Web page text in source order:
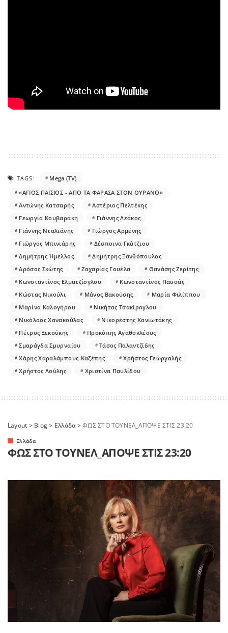
TAGS:
Mega (TV)
«ΑΓΙΟΣ ΠΑΪΣΙΟΣ - ΑΠΟ ΤΑ ΦΑΡΑΣΑ ΣΤΟΝ ΟΥΡΑΝΟ»
Αντώνης Κατσαρής
Αστέριος Πελτέκης
Γεωργία Κουβαράκη
Γιάννης Λεάκος
Γιάννης Νταλιάνης
Γιώργος Αρμένης
Γιώργος Μπινιάρης
Δέσποινα Γκάτζιου
Δημήτρης Ήμελλος
Δημήτρης Ξανθόπουλος
Δρόσος Σκώτης
Ζαχαρίας Γουέλα
Θανάσης Ζερίτης
Κωνσταντίνος Ελματζίογλου
Κωνσταντίνος Πασσάς
Κώστας Νικούλι
Μάνος Βακούσης
Μαρία Φιλίππου
Μαρίνα Καλογήρου
Νικήτας Τσακίρογλου
Νικόλαος Χανακούλας
Νικορέστης Χανιωτάκης
Πέτρος Ξεκούκης
Προκόπης Αγαθοκλέους
Σμαράγδα Σμυρναίου
Τάσος Παλαντζίδης
Χάρης Χαραλάμπους-Καζέπης
Χρήστος Γεωργαλής
Χρήστος Λούλης
Χριστίνα Παυλίδου
Layout > Blog> Ελλάδα>ΦΩΣ ΣΤΟ ΤΟΥΝΕΛ_ΑΠΟΨΕ ΣΤΙΣ 23:20
Ελλάδα
ΦΩΣ ΣΤΟ ΤΟΥΝΕΛ_ΑΠΟΨΕ ΣΤΙΣ 23:20